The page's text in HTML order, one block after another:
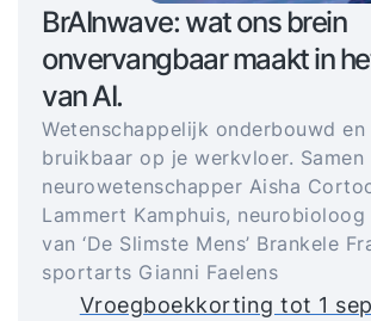
BrAInwave: wat ons brein
onvervangbaar maakt in
van AI.
Wetenschappelijk onderbouwd en
bruikbaar op je werkvloer. Samen
neurowetenschapper Aisha
Lammert Kamphuis, neurobioloog
van ‘De Slimste Mens’ Brankele
sportarts Gianni Faelens
Vroegboekkorting tot 1